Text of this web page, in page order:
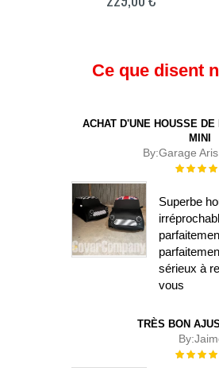
Ce que disent
ACHAT D'UNE HOUSSE
MINI
By:Garage
Superbe
sérieux à
vous
TRÈS BON
By: